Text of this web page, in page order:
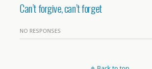
Can’t forgive, can’t forget
NO RESPONSES